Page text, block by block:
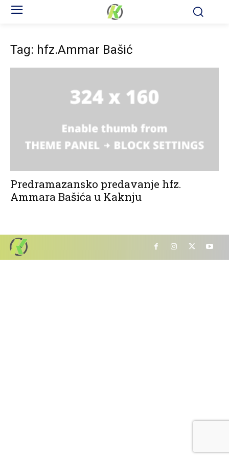
Tag: hfz.Ammar Bašić
Predramazansko predavanje hfz.
Ammara Bašića u Kaknju